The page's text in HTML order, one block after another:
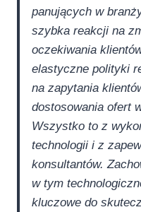
panujących w
szybka reakcji na
oczekiwania
elastyczne polityki
na zapytania
dostosowania ofert
Wszystko to z
technologii i z
konsultantów.
w tym
kluczowe do